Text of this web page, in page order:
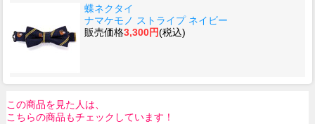
蝶ネクタイ
ナマケモノ ストライプ ネイビー
販売価格3,300円(税込)
この商品を見た人は、
こちらの商品もチェックしています！